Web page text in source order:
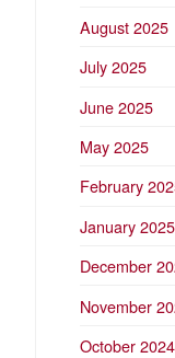
August 2025
July 2025
June 2025
May 2025
February
January 2025
December
November
October 2024